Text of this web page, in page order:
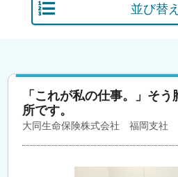
並び替え
「これが私の仕事。」そ
所です。
大同生命保険株式会社 福岡支社